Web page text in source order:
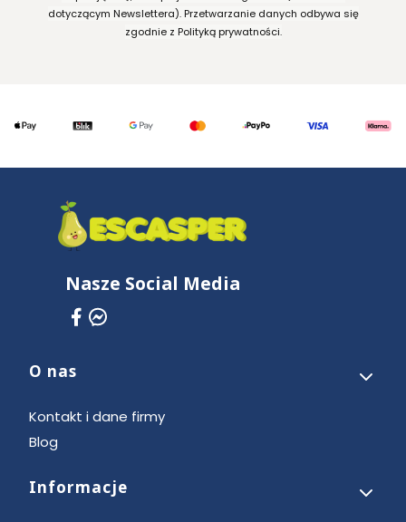
dotyczącym Newslettera). Przetwarzanie danych odbywa się
zgodnie z Polityką prywatności.
Nasze Social Media
Linki w stopce
O nas
Kontakt i dane firmy
Blog
Informacje